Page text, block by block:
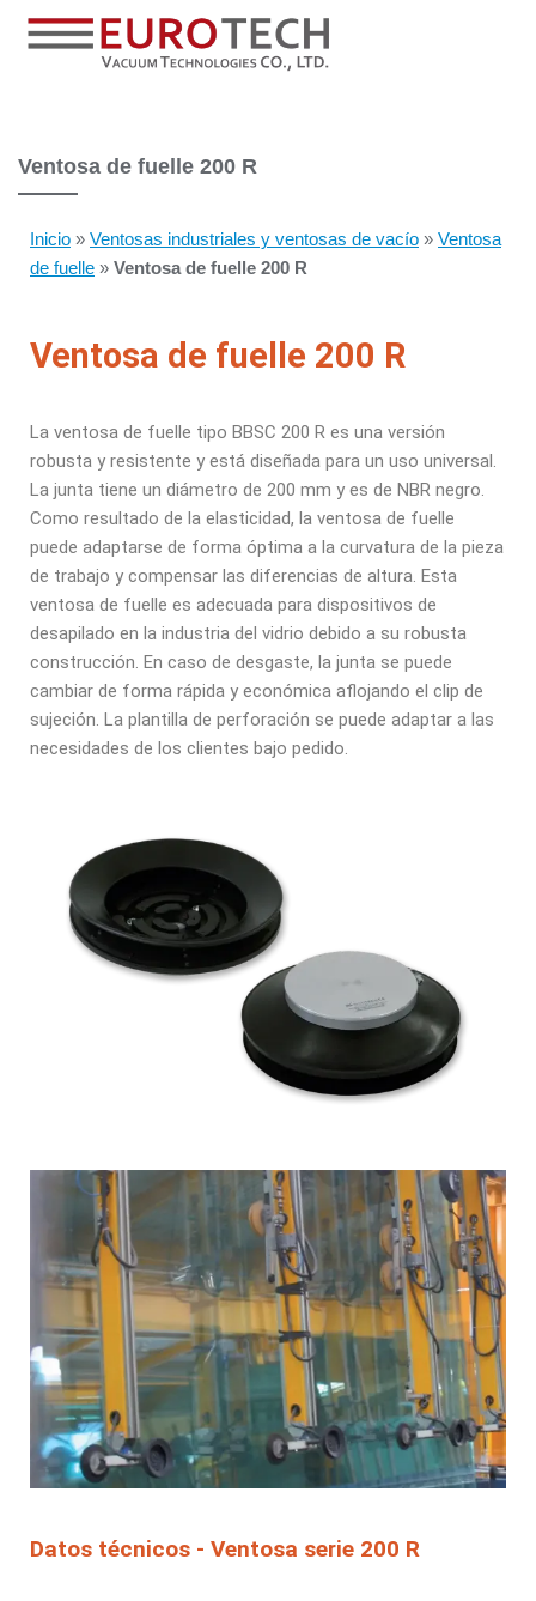
Ventosa de fuelle 200 R
Inicio » Ventosas industriales y ventosas de vacío » Ventosa
de fuelle » Ventosa de fuelle 200 R​
Ventosa de fuelle 200 R
La ventosa de fuelle tipo BBSC 200 R es una versión
robusta y resistente y está diseñada para un uso universal.
La junta tiene un diámetro de 200 mm y es de NBR negro.
Como resultado de la elasticidad, la ventosa de fuelle
puede adaptarse de forma óptima a la curvatura de la pieza
de trabajo y compensar las diferencias de altura. Esta
ventosa de fuelle es adecuada para dispositivos de
desapilado en la industria del vidrio debido a su robusta
construcción. En caso de desgaste, la junta se puede
cambiar de forma rápida y económica aflojando el clip de
sujeción. La plantilla de perforación se puede adaptar a las
necesidades de los clientes bajo pedido.
Datos técnicos - Ventosa serie 200 R